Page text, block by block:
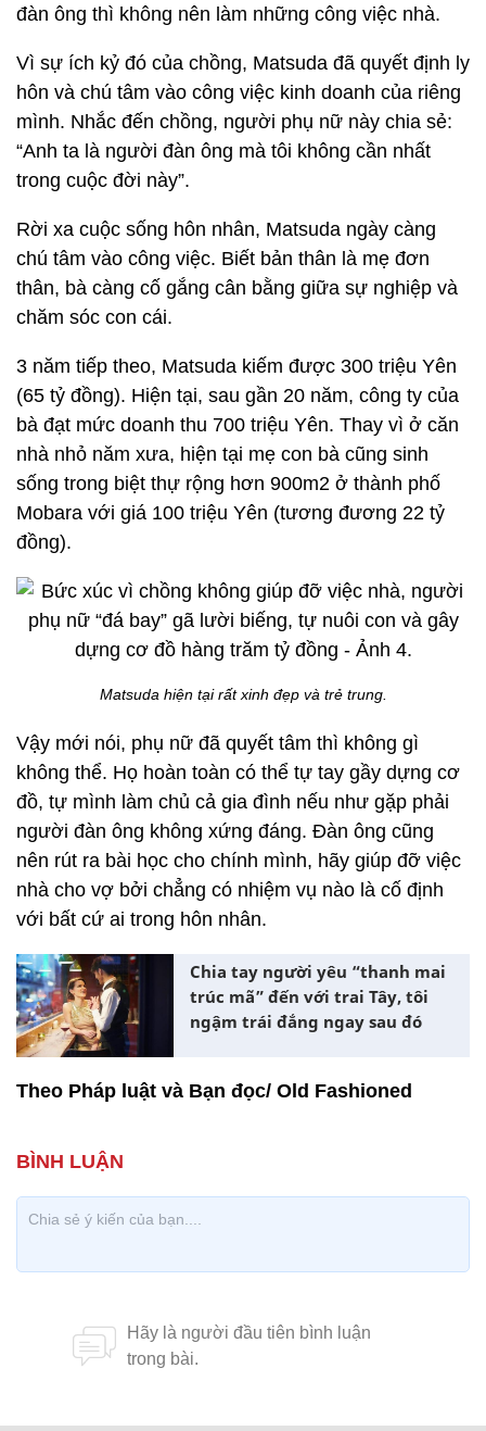
đàn ông thì không nên làm những công việc nhà.
Vì sự ích kỷ đó của chồng, Matsuda đã quyết định ly
hôn và chú tâm vào công việc kinh doanh của riêng
mình. Nhắc đến chồng, người phụ nữ này chia sẻ:
“Anh ta là người đàn ông mà tôi không cần nhất
trong cuộc đời này”.
Rời xa cuộc sống hôn nhân, Matsuda ngày càng
chú tâm vào công việc. Biết bản thân là mẹ đơn
thân, bà càng cố gắng cân bằng giữa sự nghiệp và
chăm sóc con cái.
3 năm tiếp theo, Matsuda kiếm được 300 triệu Yên
(65 tỷ đồng). Hiện tại, sau gần 20 năm, công ty của
bà đạt mức doanh thu 700 triệu Yên. Thay vì ở căn
nhà nhỏ năm xưa, hiện tại mẹ con bà cũng sinh
sống trong biệt thự rộng hơn 900m2 ở thành phố
Mobara với giá 100 triệu Yên (tương đương 22 tỷ
đồng).
Matsuda hiện tại rất xinh đẹp và trẻ trung.
Vậy mới nói, phụ nữ đã quyết tâm thì không gì
không thể. Họ hoàn toàn có thể tự tay gầy dựng cơ
đồ, tự mình làm chủ cả gia đình nếu như gặp phải
người đàn ông không xứng đáng. Đàn ông cũng
nên rút ra bài học cho chính mình, hãy giúp đỡ việc
nhà cho vợ bởi chẳng có nhiệm vụ nào là cố định
với bất cứ ai trong hôn nhân.
Chia tay người yêu “thanh mai
trúc mã” đến với trai Tây, tôi
ngậm trái đắng ngay sau đó
Theo Pháp luật và Bạn đọc/ Old Fashioned